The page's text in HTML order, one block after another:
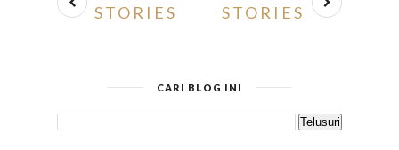
STORIES STORIES
CARI BLOG INI